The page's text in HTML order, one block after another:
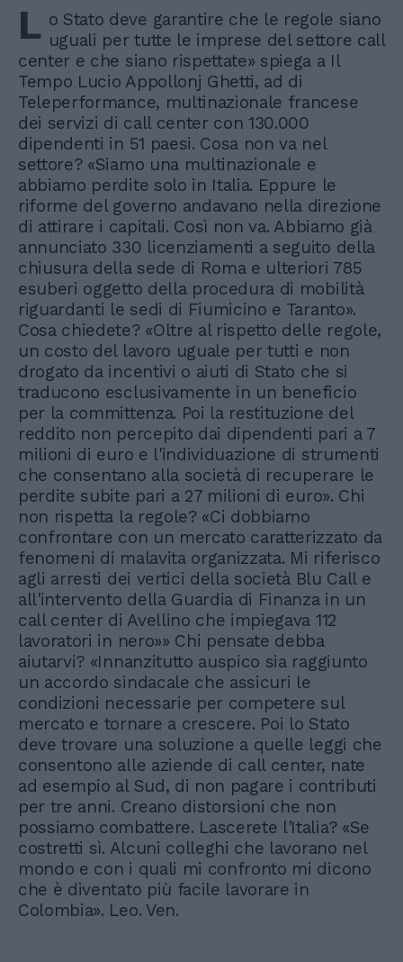
L o Stato deve garantire che le regole siano
uguali per tutte le imprese del settore call
center e che siano rispettate» spiega a Il
Tempo Lucio Appollonj Ghetti, ad di
Teleperformance, multinazionale francese
dei servizi di call center con 130.000
dipendenti in 51 paesi. Cosa non va nel
settore? «Siamo una multinazionale e
abbiamo perdite solo in Italia. Eppure le
riforme del governo andavano nella direzione
di attirare i capitali. Così non va. Abbiamo già
annunciato 330 licenziamenti a seguito della
chiusura della sede di Roma e ulteriori 785
esuberi oggetto della procedura di mobilità
riguardanti le sedi di Fiumicino e Taranto».
Cosa chiedete? «Oltre al rispetto delle regole,
un costo del lavoro uguale per tutti e non
drogato da incentivi o aiuti di Stato che si
traducono esclusivamente in un beneficio
per la committenza. Poi la restituzione del
reddito non percepito dai dipendenti pari a 7
milioni di euro e l'individuazione di strumenti
che consentano alla società di recuperare le
perdite subite pari a 27 milioni di euro». Chi
non rispetta la regole? «Ci dobbiamo
confrontare con un mercato caratterizzato da
fenomeni di malavita organizzata. Mi riferisco
agli arresti dei vertici della società Blu Call e
all'intervento della Guardia di Finanza in un
call center di Avellino che impiegava 112
lavoratori in nero»» Chi pensate debba
aiutarvi? «Innanzitutto auspico sia raggiunto
un accordo sindacale che assicuri le
condizioni necessarie per competere sul
mercato e tornare a crescere. Poi lo Stato
deve trovare una soluzione a quelle leggi che
consentono alle aziende di call center, nate
ad esempio al Sud, di non pagare i contributi
per tre anni. Creano distorsioni che non
possiamo combattere. Lascerete l'Italia? «Se
costretti sì. Alcuni colleghi che lavorano nel
mondo e con i quali mi confronto mi dicono
che è diventato più facile lavorare in
Colombia». Leo. Ven.